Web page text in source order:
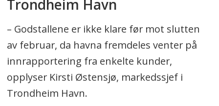
Trondheim Havn
– Godstallene er ikke klare før mot slutten
av februar, da havna fremdeles venter på
innrapportering fra enkelte kunder,
opplyser Kirsti Østensjø, markedssjef i
Trondheim Havn.